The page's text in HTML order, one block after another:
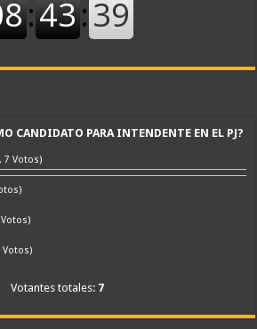
CANDIDATO PARA INTENDENTE EN EL PJ?
7 Votos)
Votos)
Votantes totales: 7